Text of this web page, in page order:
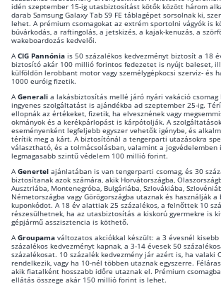
Életbiztosítások
Csoportos életbiztosítás
Kockázati életbiztosítás 🛡
Euróalapú
Megtakarítással kombinált
Befektetési egységekhez
Egészségbiztosítás
Egészségbiztosítás
Magán egészségbiztosítás
idén szeptember 15-ig utasbiztosítást kötők között három
darab Samsung Galaxy Tab S9 FE táblagépet sorsolnak ki,
lehet. A prémium csomagokat az extrém sportolni vágyók is
búvárkodás, a raftingolás, a jetskizés, a kajak-kenuzás, a
wakeboardozás kedvelői.
ACIG Pannónia is 50 százalékos kedvezményt biztosít a 18
biztosító akár 100 millió forintos fedezetet is nyújt baleset,
külföldön lerobbant motor vagy személygépkocsi szerviz- és
1000 euróig fizetik.
AGenerali a lakásbiztosítás mellé járó nyári vakáció
ingyenes szolgáltatást is ajándékba ad szeptember 25-ig.
ellopnák az értékeket, fizetik, ha elvesznének vagy
okmányok és a kerékpárlopást is kárpótolják. A
eseményenként legfeljebb egyszer vehetők igénybe, és
térítik meg a kárt. A biztosítónál a tengerparti utazásokra
választható, és a tolmácsolásban, valamint a jogvédelemben
legmagasabb szintű védelem 100 millió forint.
AGenertel ajánlatában is van tengerparti csomag, és 30
biztosítanak azok számára, akik Horvátországba,
Ausztriába, Montenegróba, Bulgáriába, Szlovákiába,
Németországba vagy Görögországba utaznak és használják
kuponkódot. A 18 év alattiak 25 százalékos, a felnőttek 10
részesülhetnek, ha az utasbiztosítás a kiskorú gyermekre is
gépjármű asszisztencia is köthető.
AGroupama változatos akciókkal készült: a 3 évesnél kisebb
százalékos kedvezményt kapnak, a 3-14 évesek 50
százalékosat. 10 százalék kedvezmény jár azért is, ha valaki
rendelkezik, vagy ha 10-nél többen utaznak egyszerre.
akik fiatalként hosszabb időre utaznak el. Prémium
ellátás összege akár 150 millió forint is lehet.